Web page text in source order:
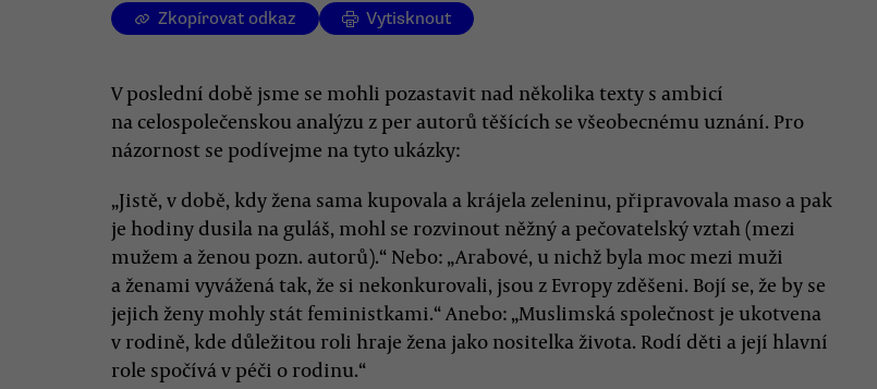
Zkopírovat odkaz Vytisknout
V poslední době jsme se mohli pozastavit nad několika texty s ambicí
na celospolečenskou analýzu z per autorů těšících se všeobecnému uznání. Pro
názornost se podívejme na tyto ukázky:
„Jistě, v době, kdy žena sama kupovala a krájela zeleninu, připravovala maso a pak
je hodiny dusila na guláš, mohl se rozvinout něžný a pečovatelský vztah (mezi
mužem a ženou pozn. autorů).“ Nebo: „Arabové, u nichž byla moc mezi muži
a ženami vyvážená tak, že si nekonkurovali, jsou z Evropy zděšeni. Bojí se, že by se
jejich ženy mohly stát feministkami.“ Anebo: „Muslimská společnost je ukotvena
v rodině, kde důležitou roli hraje žena jako nositelka života. Rodí děti a její hlavní
role spočívá v péči o rodinu.“